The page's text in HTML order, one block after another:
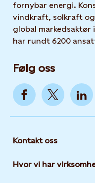
fornybar energi.
vindkraft, solkraft
global
har rundt 6200
Følg oss
Kontakt oss
Hvor vi har